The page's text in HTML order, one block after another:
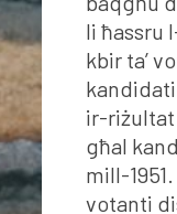
li ħassru
kbir ta’
ir-
għal
mill-
votanti